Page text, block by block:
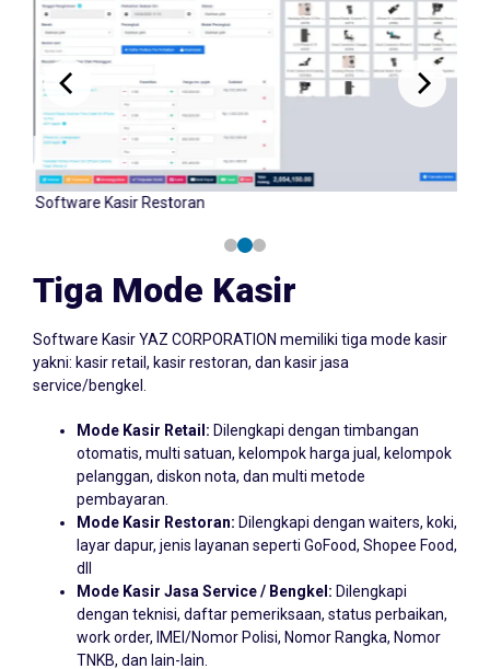
Software Kasir Retail
Tiga Mode Kasir
yakni: kasir retail, kasir restoran, dan kasir jasa
service/bengkel.
otomatis, multi satuan, kelompok harga jual, kelompok
pelanggan, diskon nota, dan multi metode
pembayaran.
Mode Kasir Restoran:
layar dapur, jenis layanan seperti GoFood, Shopee Food,
dll
Mode Kasir Jasa Service / Bengkel:
dengan teknisi, daftar pemeriksaan, status perbaikan,
work order, IMEI/Nomor Polisi, Nomor Rangka, Nomor
TNKB, dan lain-lain.